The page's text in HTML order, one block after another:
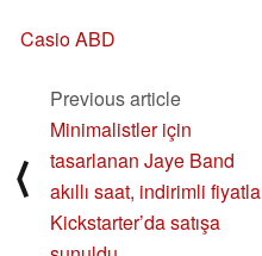
Casio ABD
⟨
Previous article
Minimalistler için
tasarlanan Jaye Band
akıllı saat, indirimli fiyatla
Kickstarter’da satışa